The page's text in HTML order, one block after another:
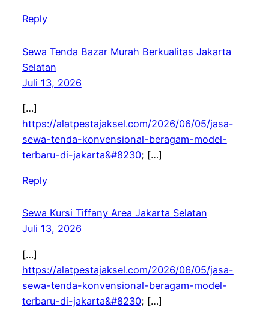
Reply
Sewa Tenda Bazar Murah Berkualitas Jakarta
Selatan
Juli 13, 2026
[…]
https://alatpestajaksel.com/2026/06/05/jasa-
sewa-tenda-konvensional-beragam-model-
terbaru-di-jakarta&#8230; […]
Reply
Sewa Kursi Tiffany Area Jakarta Selatan
Juli 13, 2026
[…]
https://alatpestajaksel.com/2026/06/05/jasa-
sewa-tenda-konvensional-beragam-model-
terbaru-di-jakarta&#8230; […]